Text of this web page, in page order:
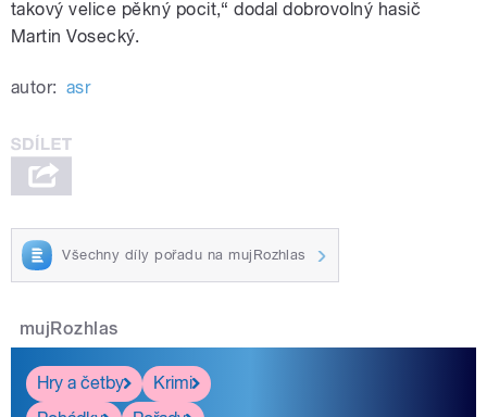
takový velice pěkný pocit,“ dodal dobrovolný hasič
Martin Vosecký.
autor: asr
Všechny díly pořadu na mujRozhlas
mujRozhlas
Hry a četby
Krimi